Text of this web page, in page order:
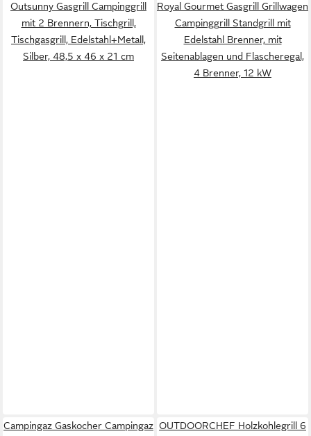
Outsunny Gasgrill Campinggrill
mit 2 Brennern, Tischgrill,
Tischgasgrill, Edelstahl+Metall,
Silber, 48,5 x 46 x 21 cm
Royal Gourmet Gasgrill Grillwagen
Campinggrill Standgrill mit
Edelstahl Brenner, mit
Seitenablagen und Flascheregal,
4 Brenner, 12 kW
Campingaz Gaskocher Campingaz OUTDOORCHEF Holzkohlegrill 6